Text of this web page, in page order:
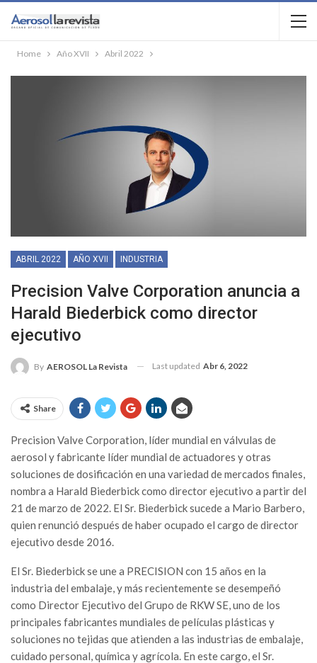
Home Año XVII Abril 2022
ABRIL 2022 AÑO XVII INDUSTRIA
Precision Valve Corporation anuncia a
Harald Biederbick como director
ejecutivo
By AEROSOL La Revista Last updated Abr 6, 2022
Share
Precision Valve Corporation, líder mundial en válvulas de
aerosol y fabricante líder mundial de actuadores y otras
soluciones de dosificación en una variedad de mercados finales,
nombra a Harald Biederbick como director ejecutivo a partir del
21 de marzo de 2022. El Sr. Biederbick sucede a Mario Barbero,
quien renunció después de haber ocupado el cargo de director
ejecutivo desde 2016.
El Sr. Biederbick se une a PRECISION con 15 años en la
industria del embalaje, y más recientemente se desempeñó
como Director Ejecutivo del Grupo de RKW SE, uno de los
principales fabricantes mundiales de películas plásticas y
soluciones no tejidas que atienden a las industrias de embalaje,
cuidado personal, química y agrícola. En este cargo, el Sr.